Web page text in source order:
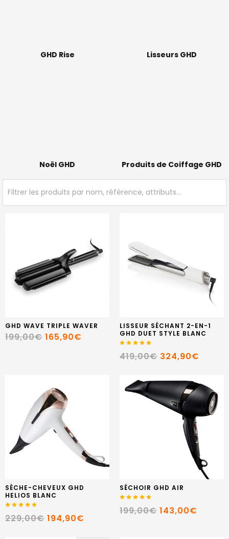
GHD Rise Lisseurs GHD
Noël GHD Produits de Coiffage GHD
GHD WAVE TRIPLE WAVER
199,00€ 165,90€
LISSEUR SÉCHANT 2-EN-1
GHD DUET STYLE BLANC
419,00€ 324,90€
SÈCHE-CHEVEUX GHD
HELIOS BLANC
229,00€ 194,90€
SÉCHOIR GHD AIR
199,00€ 143,00€